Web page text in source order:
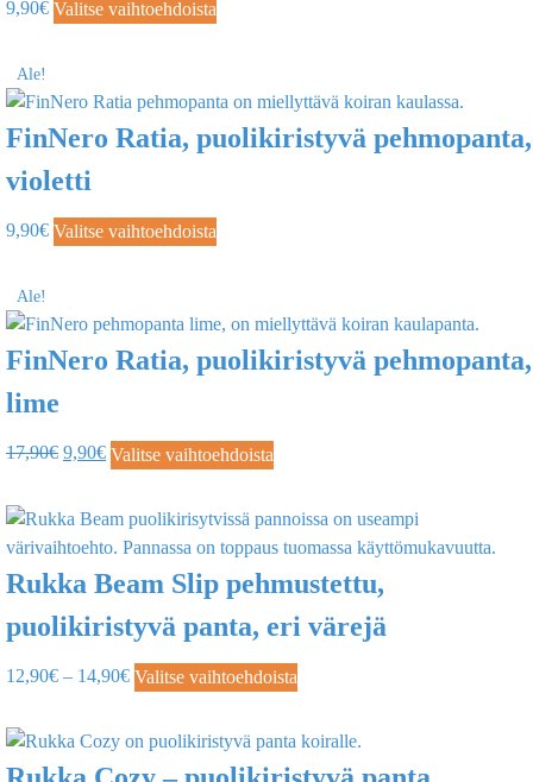
9,90€ Valitse vaihtoehdoista
Ale!
FinNero Ratia, puolikiristyvä pehmopanta,
violetti
9,90€ Valitse vaihtoehdoista
Ale!
FinNero Ratia, puolikiristyvä pehmopanta,
lime
17,90€ 9,90€ Valitse vaihtoehdoista
Rukka Beam Slip pehmustettu,
puolikiristyvä panta, eri värejä
12,90€ – 14,90€ Valitse vaihtoehdoista